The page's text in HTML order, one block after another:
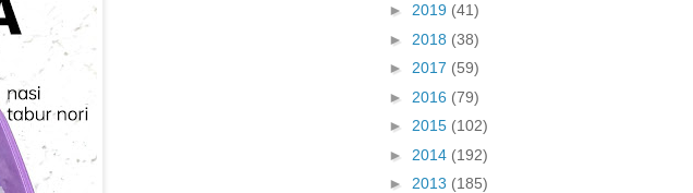
► 2019 (41)
► 2018 (38)
► 2017 (59)
► 2016 (79)
► 2015 (102)
► 2014 (192)
► 2013 (185)